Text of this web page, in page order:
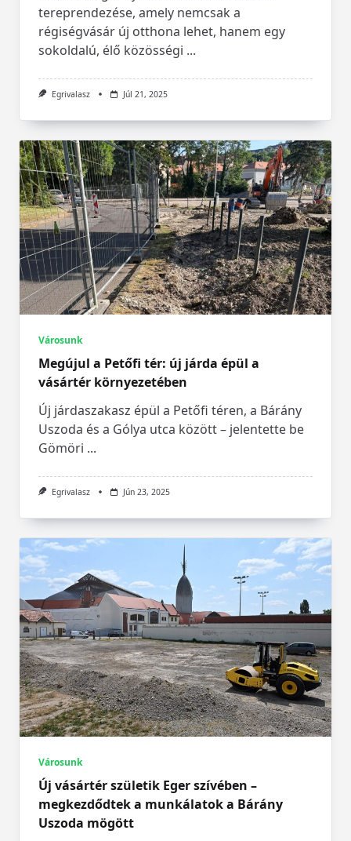
tereprendezése, amely nemcsak a
régiségvásár új otthona lehet, hanem egy
sokoldalú, élő közösségi ...
Egrivalasz Júl 21, 2025
Városunk
Megújul a Petőfi tér: új járda épül a
vásártér környezetében
Új járdaszakasz épül a Petőfi téren, a Bárány
Uszoda és a Gólya utca között – jelentette be
Gömöri ...
Egrivalasz Jún 23, 2025
Városunk
Új vásártér születik Eger szívében –
megkezdődtek a munkálatok a Bárány
Uszoda mögött